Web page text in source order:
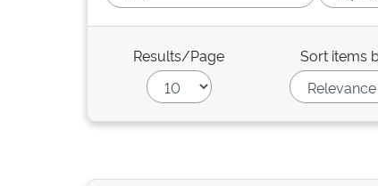
Results/Page Sort items